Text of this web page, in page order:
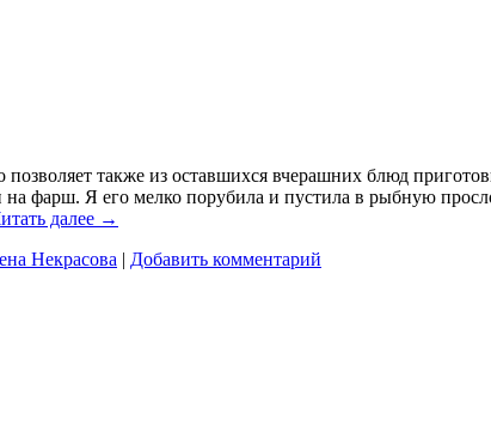
позволяет также из оставшихся вчерашних блюд
фарш. Я его мелко порубила и пустила в рыбную
далее →
Некрасова | Добавить комментарий